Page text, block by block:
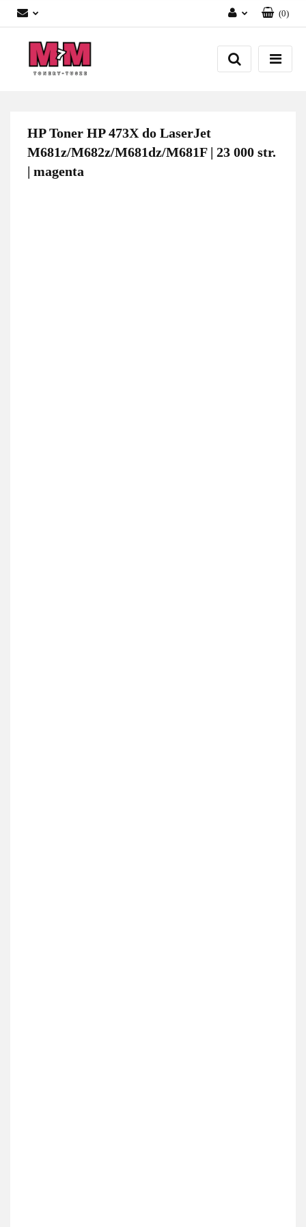
Zaloguj się
Załóż konto
(0)
HP Toner HP 473X do LaserJet
M681z/M682z/M681dz/M681F | 23 000 str.
| magenta